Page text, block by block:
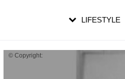
© Copyright:
LIFESTYLE